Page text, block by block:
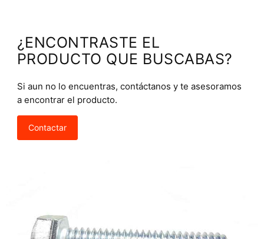
¿ENCONTRASTE EL
PRODUCTO QUE BUSCABAS?
Si aun no lo encuentras, contáctanos y te asesoramos
a encontrar el producto.
Contactar